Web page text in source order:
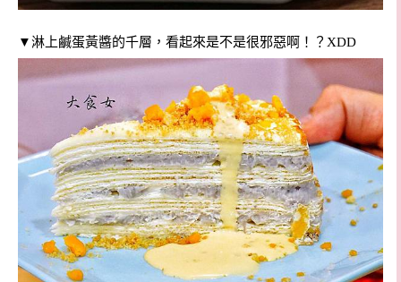
▼淋上鹹蛋黃醬的千層，看起來是不是很邪惡啊！？XDD